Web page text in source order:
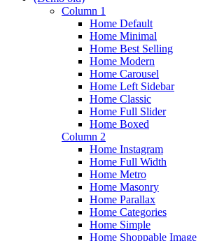
Column 1
Home Default
Home Minimal
Home Best Selling
Home Modern
Home Carousel
Home Left Sidebar
Home Classic
Home Full Slider
Home Boxed
Column 2
Home Instagram
Home Full Width
Home Metro
Home Masonry
Home Parallax
Home Categories
Home Simple
Home Shoppable Image